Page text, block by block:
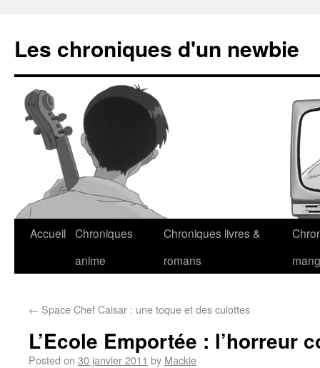
Les chroniques d'un newbie
Accueil Chroniques
anime
Chroniques livres &
romans
← Space Chef Caisar : une toque et des culottes
L’Ecole Emportée : l’horreur
Posted on 30 janvier 2011 by Mackie